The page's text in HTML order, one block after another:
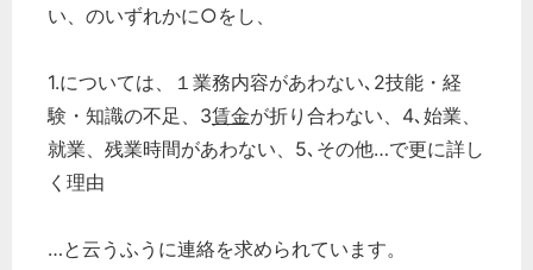
い、のいずれかに○をし、
1.については、１業務内容があわない､2技能・経
験・知識の不足、3賃金が折り合わない、4､始業、
就業、残業時間があわない、5､その他…で更に詳し
く理由
…と云うふうに連絡を求められています。